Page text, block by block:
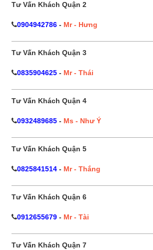
Tư Vấn Khách Quận 2
0904942786 - Mr - Hưng
Tư Vấn Khách Quận 3
0835904625 - Mr - Thái
Tư Vấn Khách Quận 4
0932489685 - Ms - Như Ý
Tư Vấn Khách Quận 5
0825841514 - Mr - Thắng
Tư Vấn Khách Quận 6
0912655679 - Mr - Tài
Tư Vấn Khách Quận 7